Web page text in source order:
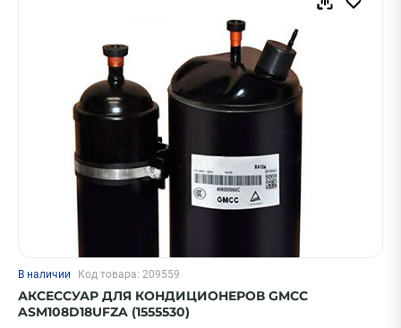
В наличии Код товара: 209559
АКСЕССУАР ДЛЯ КОНДИЦИОНЕРОВ GMCC
ASM108D18UFZA (1555530)